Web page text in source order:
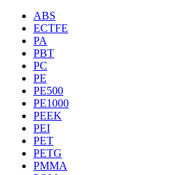
ABS
ECTFE
PA
PBT
PC
PE
PE500
PE1000
PEEK
PEI
PET
PETG
PMMA